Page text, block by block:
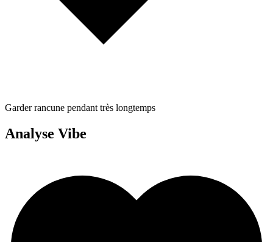
Garder rancune pendant très longtemps
Analyse Vibe